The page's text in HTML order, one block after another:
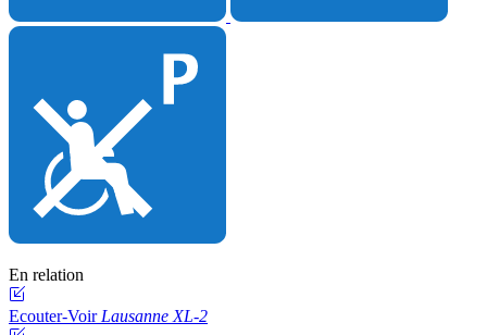
En relation
Ecouter-Voir Lausanne XL-2